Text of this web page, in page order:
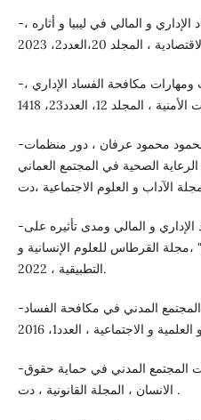
-عادل رمضان حيدر، أسباب الفساد الإداري و المالي في ليبيا و أثاره ،
-عبد الرحمن الهيجان ،استراتيجيات ومهارات مكافحة الفساد الإداري ،
-عبد الرحمن صوفي عثمان و محمود محمود عرفان ، دور منظمات
الصحية في المجتمع العماني
-عبد السلام محمد الكبار ،أثار الفساد الإداري و المالي ومدى تأثيره على
،مجلة القرطاس للعلوم الإنسانية و
التطبيقية ، 2022.
-على محمد بالليل ، دور مؤسسات المجتمع المدني في مكافحة الفساد
-محمد عبدالنبي لاشين ، دور منظمات المجتمع المدني في حماية حقوق
الانسان ، المجلة القانونية ، دت .